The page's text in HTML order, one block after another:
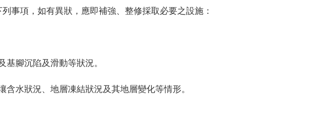
事項，如有異狀，應即補強、整修採取必要之設施：
腳沉陷及滑動等狀況。
水狀況、地層凍結狀況及其地層變化等情形。